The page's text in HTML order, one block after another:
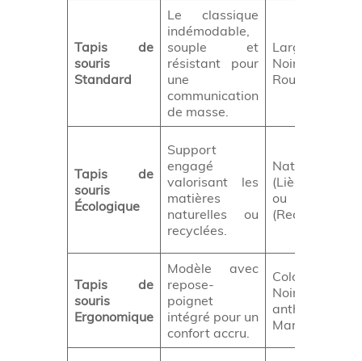
Tapis de
souris
Standard
Le classique
indémodable,
souple et
résistant pour
une
communication
de masse.
Large
Noir, Bleu,
Rouge,
Tapis de
souris
Écologique
Support
engagé
valorisant les
matières
naturelles ou
recyclées.
Naturel
(Liège/
ou Gris/
(Recyclé).
Tapis de
souris
Ergonomique
Modèle avec
repose-
poignet
intégré pour un
confort accru.
Coloris
Noir,
anthracite,
Marine.